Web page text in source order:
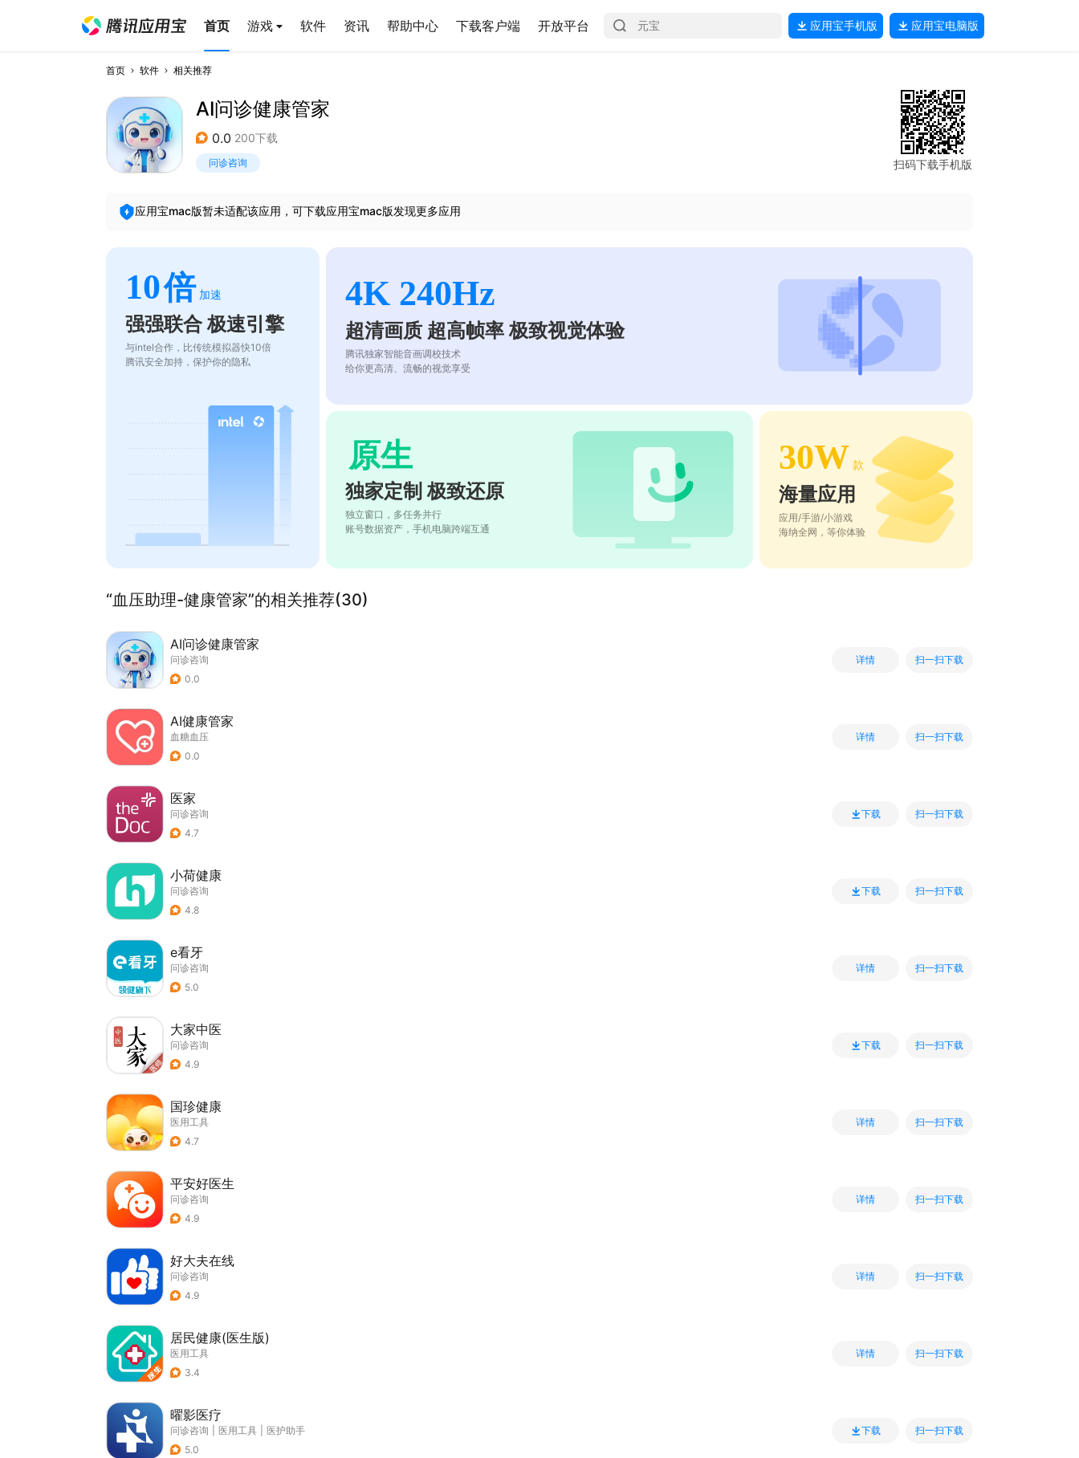
首页 游戏 软件 资讯 帮助中心 下载客户端 开放平台 应用宝手机版 应用宝电脑版
首页 软件 相关推荐
AI问诊健康管家
0.0 200下载
问诊咨询 扫码下载手机版
应用宝mac版暂未适配该应用，可下载应用宝mac版发现更多应用
10倍 加速
强强联合 极速引擎
与intel合作，比传统模拟器快10倍
腾讯安全加持，保护你的隐私
4K 240Hz
超清画质 超高帧率 极致视觉体验
腾讯独家智能音画调校技术
给你更高清、流畅的视觉享受
原生
独家定制 极致还原
独立窗口，多任务并行
账号数据资产，手机电脑跨端互通
30W 款
海量应用
应用/手游/小游戏
海纳全网，等你体验
“血压助理-健康管家”的相关推荐(30)
AI问诊健康管家
问诊咨询
0.0
详情 扫一扫下载
AI健康管家
血糖血压
0.0
详情 扫一扫下载
医家
问诊咨询
4.7
下载 扫一扫下载
小荷健康
问诊咨询
4.8
下载 扫一扫下载
e看牙
问诊咨询
5.0
详情 扫一扫下载
大家中医
问诊咨询
4.9
下载 扫一扫下载
国珍健康
医用工具
4.7
详情 扫一扫下载
平安好医生
问诊咨询
4.9
详情 扫一扫下载
好大夫在线
问诊咨询
4.9
详情 扫一扫下载
居民健康(医生版)
医用工具
3.4
详情 扫一扫下载
曜影医疗
问诊咨询 医用工具
医护助手
5.0
下载 扫一扫下载